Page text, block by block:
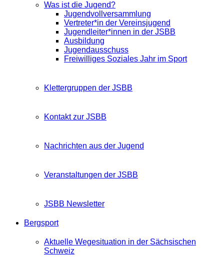
Was ist die Jugend?
Jugendvollversammlung
Vertreter*in der Vereinsjugend
Jugendleiter*innen in der JSBB
Ausbildung
Jugendausschuss
Freiwilliges Soziales Jahr im Sport
Klettergruppen der JSBB
Kontakt zur JSBB
Nachrichten aus der Jugend
Veranstaltungen der JSBB
JSBB Newsletter
Bergsport
Aktuelle Wegesituation in der Sächsischen
Schweiz